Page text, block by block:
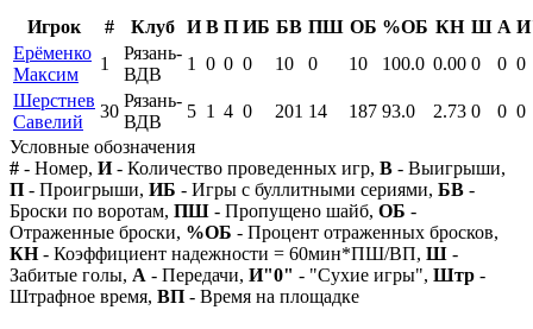
Игрок # Клуб И В П ИБ БВ ПШ ОБ %ОБ КН Ш А
Ерёменко
Максим
1
Рязань-
ВДВ
1 0 0 0 10 0 10 100.0 0.00 0 0 0
Шерстнев
Савелий
30
Рязань-
ВДВ
5 1 4 0 201 14 187 93.0 2.73 0 0 0
Условные обозначения
# - Номер, И- Количество проведенных игр, В - Выигрыши,
П - Проигрыши, ИБ - Игры с буллитными сериями, БВ -
Броски по воротам, ПШ - Пропущено шайб, ОБ -
Отраженные броски, %ОБ - Процент отраженных бросков,
КН- Коэффициент надежности = 60мин*ПШ/ВП, Ш -
Забитые голы, А - Передачи, И"0" - "Сухие игры", Штр -
Штрафное время, ВП - Время на площадке